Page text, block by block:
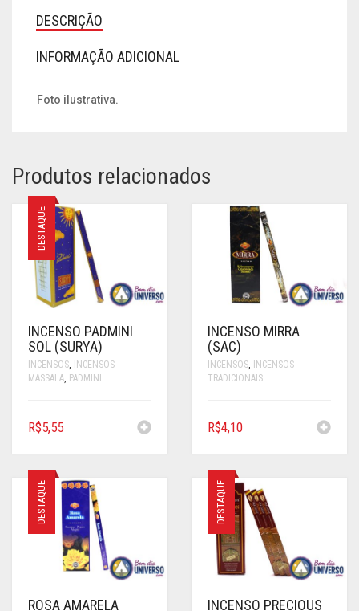
DESCRIÇÃO
INFORMAÇÃO ADICIONAL
Foto ilustrativa.
Produtos relacionados
DESTAQUE
INCENSO PADMINI
SOL (SURYA)
INCENSOS, INCENSOS
MASSALA, PADMINI
R$5,55
INCENSO MIRRA
(SAC)
INCENSOS, INCENSOS
TRADICIONAIS
R$4,10
DESTAQUE
ROSA AMARELA
DESTAQUE
INCENSO PRECIOUS